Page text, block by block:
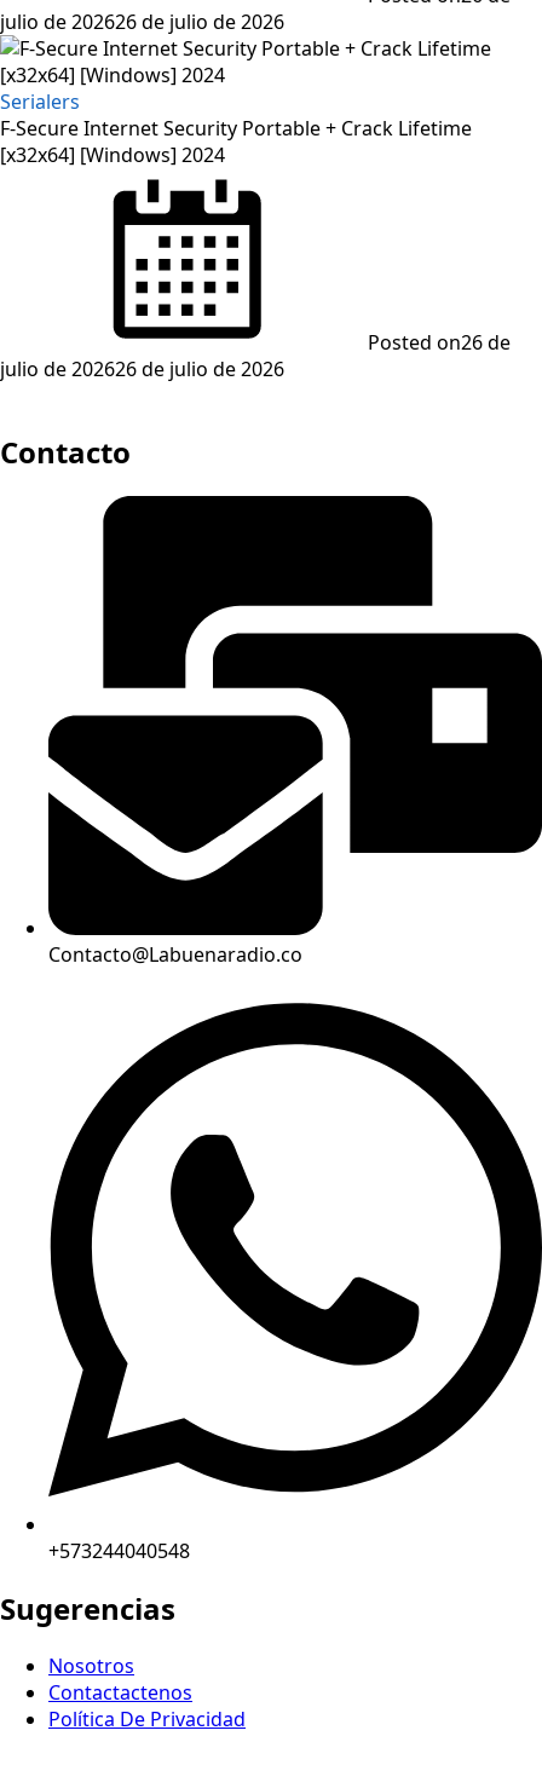
julio de 202626 de julio de 2026
Serialers
F-Secure Internet Security Portable + Crack Lifetime
[x32x64] [Windows] 2024
Posted on26 de
julio de 202626 de julio de 2026
Contacto
Contacto@Labuenaradio.co
+573244040548
Sugerencias
Nosotros
Contactactenos
Política De Privacidad